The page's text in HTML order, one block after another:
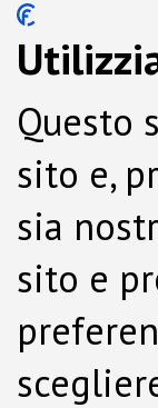
Questo
sito e,
sia
sito e